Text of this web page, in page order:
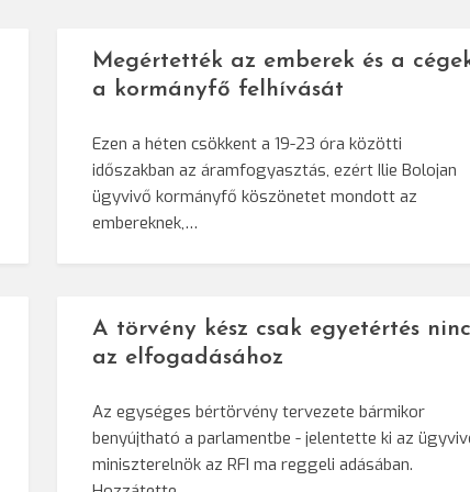
Megértették az emberek és a
a kormányfő felhívását
Ezen a héten csökkent a 19-23 óra közötti
időszakban az áramfogyasztás, ezért Ilie Bolojan
ügyvivő kormányfő köszönetet mondott az
embereknek,…
A törvény kész csak egyetértés
az elfogadásához
Az egységes bértörvény tervezete bármikor
benyújtható a parlamentbe - jelentette ki az
miniszterelnök az RFI ma reggeli adásában.